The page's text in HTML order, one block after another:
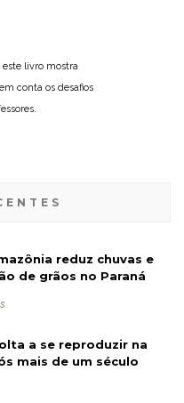
livro mostra
conta os desafios
reduz chuvas e
de grãos no Paraná
a se reproduzir na
mais de um século